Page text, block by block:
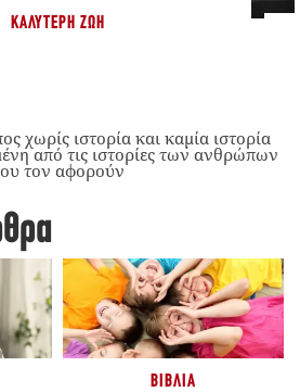
ΚΑΛΎΤΕΡΗ ΖΩΉ
χωρίς ιστορία και καμία ιστορία
από τις ιστορίες των ανθρώπων
τον αφορούν
ΒΙΒΛΊΑ